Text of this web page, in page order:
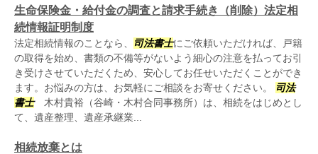
生命保険金・給付金の調査と請求手続き（削除）法定相
続情報証明制度
法定相続情報のことなら、 司法書士にご依頼いただければ、戸籍
の取得を始め、書類の不備等がないよう細心の注意を払ってお引
き受けさせていただくため、安心してお任せいただくことができ
ます。お悩みの方は、お気軽にご相談をお寄せください。
司法
書士木村貴裕（谷崎・木村合同事務所）は、相続をはじめとし
て、遺産整理、遺産承継業...
相続放棄とは